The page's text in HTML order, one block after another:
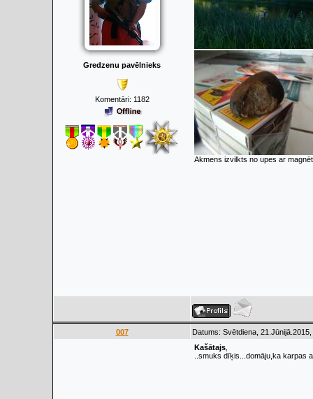
Gredzenu pavēlnieks
Komentāri: 1182
Akmens izvilkts no upes ar
007
Datums: Svētdiena,
Kašātajs
..smuks dīķis...domāju,ka karpas